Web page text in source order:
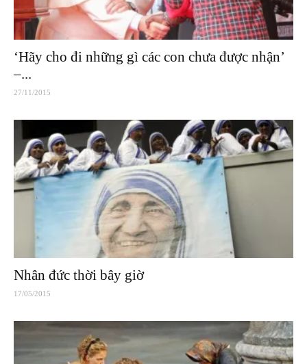
‘Hãy cho đi những gì các con chưa được nhận’
–...
27/11/2015
Nhân đức thời bây giờ
17/05/2015